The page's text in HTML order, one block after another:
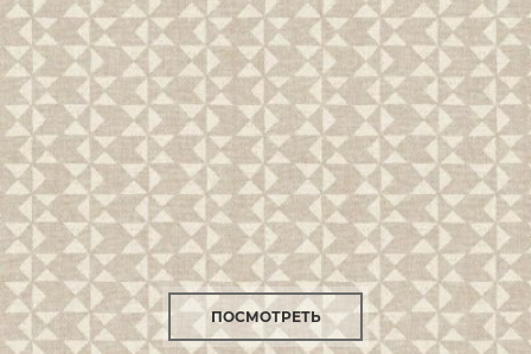
ПОСМОТРЕТЬ